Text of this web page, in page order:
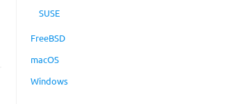
SUSE
FreeBSD
macOS
Windows